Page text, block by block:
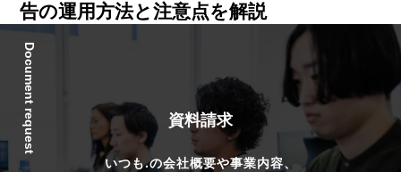
告の運用方法と注意点を解説
Document request 資料請求
いつも.の会社概要や事業内容、